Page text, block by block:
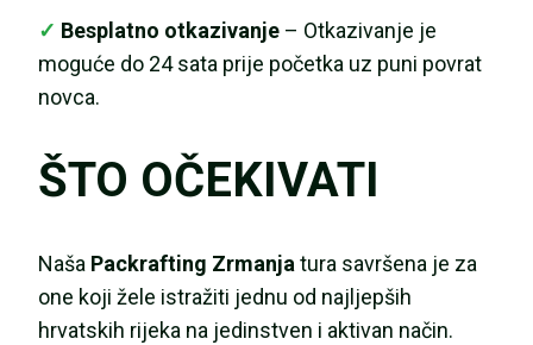
✓ Besplatno otkazivanje – Otkazivanje je
moguće do 24 sata prije početka uz puni povrat
novca.
ŠTO OČEKIVATI
Naša Packrafting Zrmanja tura savršena je za
one koji žele istražiti jednu od najljepših
hrvatskih rijeka na jedinstven i aktivan način.